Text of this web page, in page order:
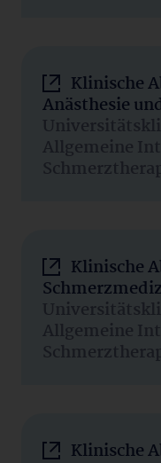
Klinische
Anästhesie
Allgemeine
Klinische
Allgemeine
Klinische